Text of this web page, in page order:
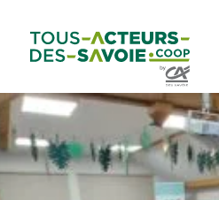
contenu
principal